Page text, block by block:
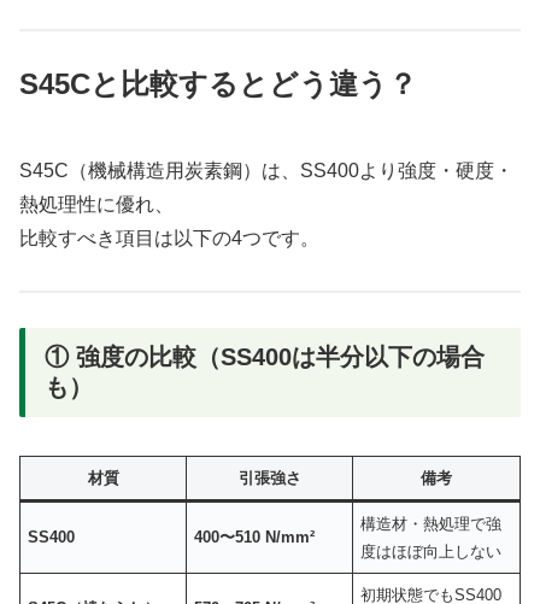
S45Cと比較するとどう違う？
S45C（機械構造用炭素鋼）は、SS400より強度・硬度・
熱処理性に優れ、
比較すべき項目は以下の4つです。
① 強度の比較（SS400は半分以下の場合
も）
材質 引張強さ 備考
SS400 400〜510 N/mm²
構造材・熱処理で強
度はほぼ向上しない
初期状態でもSS400